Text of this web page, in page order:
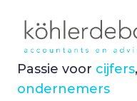
Passie voor cijfers
ondernemers